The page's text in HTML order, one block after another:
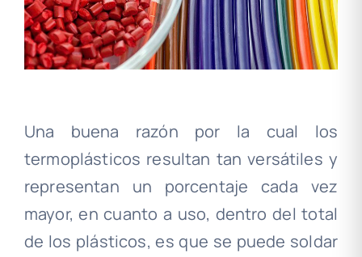
Una buena razón por la cual los
termoplásticos resultan tan versátiles y
representan un porcentaje cada vez
mayor, en cuanto a uso, dentro del total
de los plásticos, es que se puede soldar